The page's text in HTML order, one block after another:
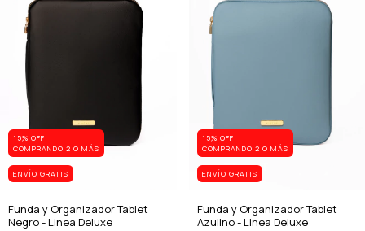
15% OFF
COMPRANDO 2 O MÁS
ENVÍO GRATIS
Funda y Organizador Tablet
Negro - Linea Deluxe
15% OFF
COMPRANDO 2 O MÁS
ENVÍO GRATIS
Funda y Organizador Tablet
Azulino - Linea Deluxe